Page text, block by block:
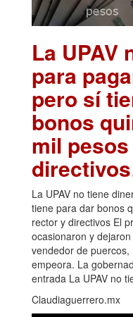
La UPAV
para
pero sí
bonos
mil
directivos
La UPAV no tiene
tiene para dar bonos
rector y directivos El
ocasionaron y
vendedor de
empeora. La
entrada La UPAV no
Claudiaguerrero.mx